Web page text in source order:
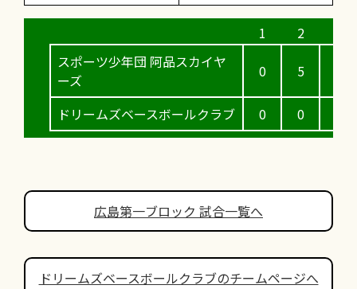
スポーツ少年団 阿品スカイヤ
ーズ
ドリームズベースボールクラブ
0
0
5
0
広島第一ブロック 試合一覧へ
ドリームズベースボールクラブのチームページへ